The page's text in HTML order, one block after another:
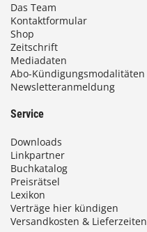
Das Team
Kontaktformular
Shop
Zeitschrift
Mediadaten
Abo-Kündigungsmodalitäten
Newsletteranmeldung
Service
Downloads
Linkpartner
Buchkatalog
Preisrätsel
Lexikon
Verträge hier kündigen
Versandkosten & Lieferzeiten